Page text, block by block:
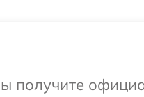
получите